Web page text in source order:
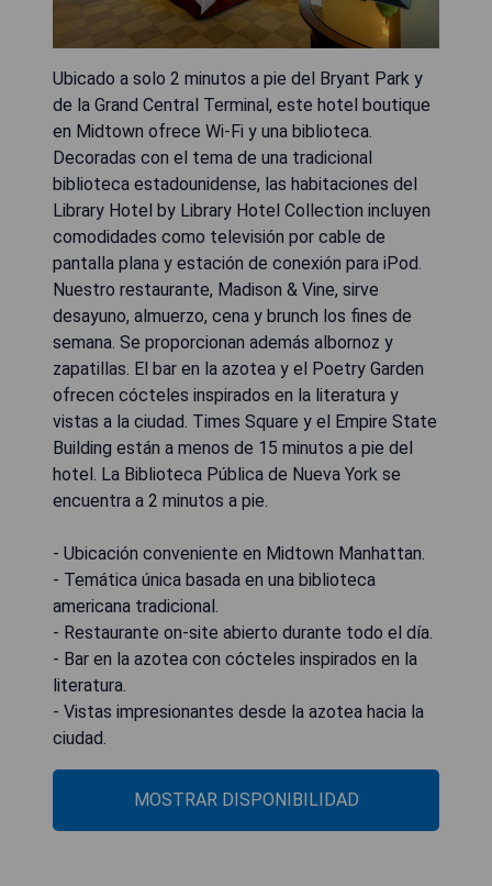
Ubicado a solo 2 minutos a pie del Bryant Park y
de la Grand Central Terminal, este hotel boutique
en Midtown ofrece Wi-Fi y una biblioteca.
Decoradas con el tema de una tradicional
biblioteca estadounidense, las habitaciones del
Library Hotel by Library Hotel Collection incluyen
comodidades como televisión por cable de
pantalla plana y estación de conexión para iPod.
Nuestro restaurante, Madison & Vine, sirve
desayuno, almuerzo, cena y brunch los fines de
semana. Se proporcionan además albornoz y
zapatillas. El bar en la azotea y el Poetry Garden
ofrecen cócteles inspirados en la literatura y
vistas a la ciudad. Times Square y el Empire State
Building están a menos de 15 minutos a pie del
hotel. La Biblioteca Pública de Nueva York se
encuentra a 2 minutos a pie.
- Ubicación conveniente en Midtown Manhattan.
- Temática única basada en una biblioteca
americana tradicional.
- Restaurante on-site abierto durante todo el día.
- Bar en la azotea con cócteles inspirados en la
literatura.
- Vistas impresionantes desde la azotea hacia la
ciudad.
MOSTRAR DISPONIBILIDAD